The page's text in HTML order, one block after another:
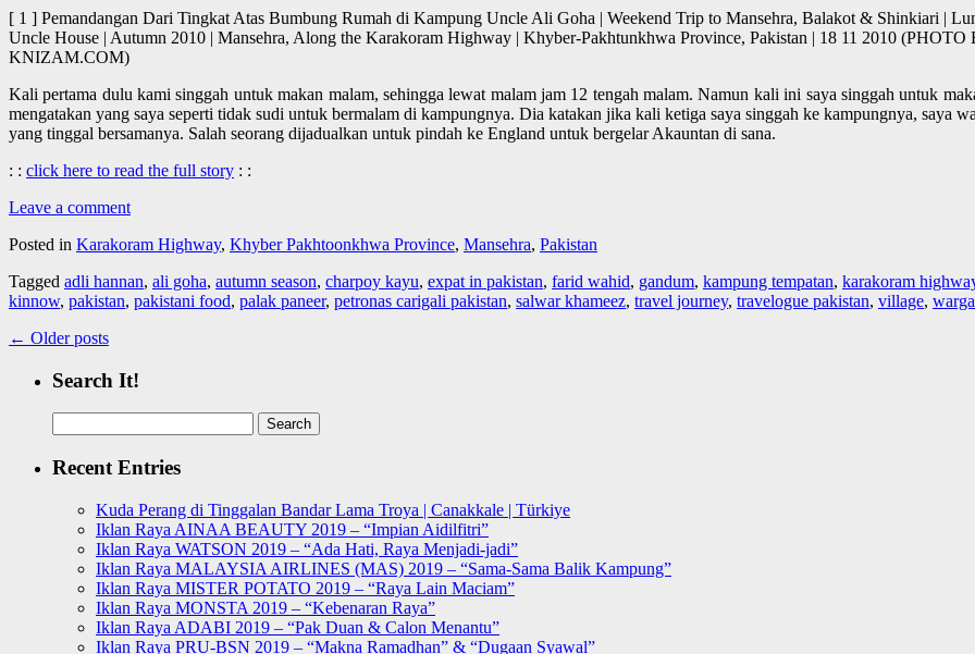
[ 1 ] Pemandangan Dari Tingkat Atas Bumbung Rumah di Kampung Uncle Ali Goha | Weekend Trip to Mansehra, Balakot & Shinkiari |
Uncle House | Autumn 2010 | Mansehra, Along the Karakoram Highway | Khyber-Pakhtunkhwa Province, Pakistan | 18 11 2010
KNIZAM.COM)
Kali pertama dulu kami singgah untuk makan malam, sehingga lewat malam jam 12 tengah malam. Namun kali ini saya singgah untuk
mengatakan yang saya seperti tidak sudi untuk bermalam di kampungnya. Dia katakan jika kali ketiga saya singgah ke kampungnya, saya
yang tinggal bersamanya. Salah seorang dijadualkan untuk pindah ke England untuk bergelar Akauntan di sana.
: : click here to read the full story : :
Leave a comment
Posted in Karakoram Highway, Khyber Pakhtoonkhwa Province, Mansehra, Pakistan
Tagged adli hannan, ali goha, autumn season, charpoy kayu, expat in pakistan, farid wahid, gandum, kampung tempatan, karakoram
kinnow, pakistan, pakistani food, palak paneer, petronas carigali pakistan, salwar khameez, travel journey, travelogue pakistan, village,
← Older posts
Search It!
for:
Recent Entries
Kuda Perang di Tinggalan Bandar Lama Troya | Canakkale | Türkiye
Iklan Raya AINAA BEAUTY 2019 – “Impian Aidilfitri”
Iklan Raya WATSON 2019 – “Ada Hati, Raya Menjadi-jadi”
Iklan Raya MALAYSIA AIRLINES (MAS) 2019 – “Sama-Sama Balik Kampung”
Iklan Raya MISTER POTATO 2019 – “Raya Lain Maciam”
Iklan Raya MONSTA 2019 – “Kebenaran Raya”
Iklan Raya ADABI 2019 – “Pak Duan & Calon Menantu”
Iklan Raya PRU-BSN 2019 – “Makna Ramadhan” & “Dugaan Syawal”